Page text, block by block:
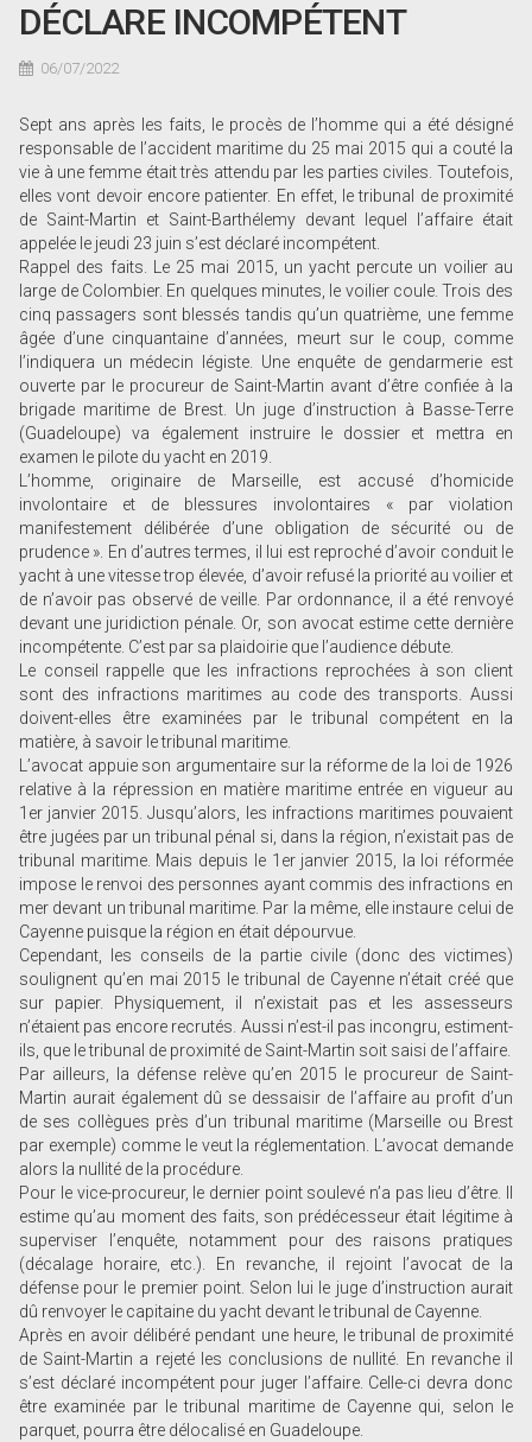
DÉCLARE INCOMPÉTENT
06/07/2022
Sept ans après les faits, le procès de l’homme qui a été désigné
responsable de l’accident maritime du 25 mai 2015 qui a couté la
vie à une femme était très attendu par les parties civiles. Toutefois,
elles vont devoir encore patienter. En effet, le tribunal de proximité
de Saint-Martin et Saint-Barthélemy devant lequel l’affaire était
appelée le jeudi 23 juin s’est déclaré incompétent.
Rappel des faits. Le 25 mai 2015, un yacht percute un voilier au
large de Colombier. En quelques minutes, le voilier coule. Trois des
cinq passagers sont blessés tandis qu’un quatrième, une femme
âgée d’une cinquantaine d’années, meurt sur le coup, comme
l’indiquera un médecin légiste. Une enquête de gendarmerie est
ouverte par le procureur de Saint-Martin avant d’être confiée à la
brigade maritime de Brest. Un juge d’instruction à Basse-Terre
(Guadeloupe) va également instruire le dossier et mettra en
examen le pilote du yacht en 2019.
L’homme, originaire de Marseille, est accusé d’homicide
involontaire et de blessures involontaires « par violation
manifestement délibérée d’une obligation de sécurité ou de
prudence ». En d’autres termes, il lui est reproché d’avoir conduit le
yacht à une vitesse trop élevée, d’avoir refusé la priorité au voilier et
de n’avoir pas observé de veille. Par ordonnance, il a été renvoyé
devant une juridiction pénale. Or, son avocat estime cette dernière
incompétente. C’est par sa plaidoirie que l’audience débute.
Le conseil rappelle que les infractions reprochées à son client
sont des infractions maritimes au code des transports. Aussi
doivent-elles être examinées par le tribunal compétent en la
matière, à savoir le tribunal maritime.
L’avocat appuie son argumentaire sur la réforme de la loi de 1926
relative à la répression en matière maritime entrée en vigueur au
1er janvier 2015. Jusqu’alors, les infractions maritimes pouvaient
être jugées par un tribunal pénal si, dans la région, n’existait pas de
tribunal maritime. Mais depuis le 1er janvier 2015, la loi réformée
impose le renvoi des personnes ayant commis des infractions en
mer devant un tribunal maritime. Par la même, elle instaure celui de
Cayenne puisque la région en était dépourvue.
Cependant, les conseils de la partie civile (donc des victimes)
soulignent qu’en mai 2015 le tribunal de Cayenne n’était créé que
sur papier. Physiquement, il n’existait pas et les assesseurs
n’étaient pas encore recrutés. Aussi n’est-il pas incongru, estiment-
ils, que le tribunal de proximité de Saint-Martin soit saisi de l’affaire.
Par ailleurs, la défense relève qu’en 2015 le procureur de Saint-
Martin aurait également dû se dessaisir de l’affaire au profit d’un
de ses collègues près d’un tribunal maritime (Marseille ou Brest
par exemple) comme le veut la réglementation. L’avocat demande
alors la nullité de la procédure.
Pour le vice-procureur, le dernier point soulevé n’a pas lieu d’être. Il
estime qu’au moment des faits, son prédécesseur était légitime à
superviser l’enquête, notamment pour des raisons pratiques
(décalage horaire, etc.). En revanche, il rejoint l’avocat de la
défense pour le premier point. Selon lui le juge d’instruction aurait
dû renvoyer le capitaine du yacht devant le tribunal de Cayenne.
Après en avoir délibéré pendant une heure, le tribunal de proximité
de Saint-Martin a rejeté les conclusions de nullité. En revanche il
s’est déclaré incompétent pour juger l’affaire. Celle-ci devra donc
être examinée par le tribunal maritime de Cayenne qui, selon le
parquet, pourra être délocalisé en Guadeloupe.